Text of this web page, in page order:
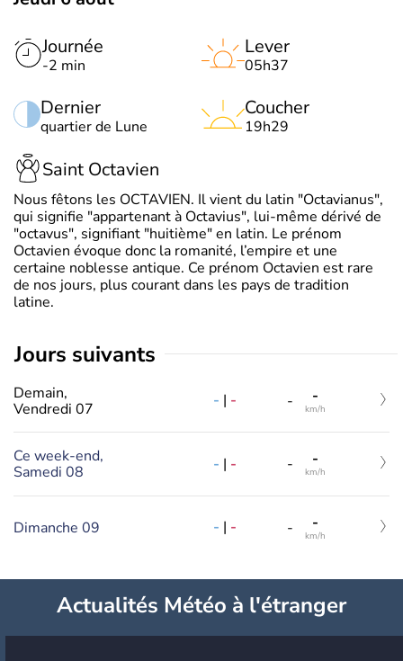
Journée
-2 min
Dernier
quartier de Lune
Lever
05h37
Coucher
19h29
Saint Octavien
Nous fêtons les OCTAVIEN. Il vient du latin "Octavianus",
qui signifie "appartenant à Octavius", lui-même dérivé de
"octavus", signifiant "huitième" en latin. Le prénom
Octavien évoque donc la romanité, l’empire et une
certaine noblesse antique. Ce prénom Octavien est rare
de nos jours, plus courant dans les pays de tradition
latine.
jours suivants
Demain,
Vendredi 07
- | - - -
km/h
Ce week-end,
Samedi 08
- | - - -
km/h
Dimanche 09 - | - - -
km/h
Actualités Météo à l'étranger